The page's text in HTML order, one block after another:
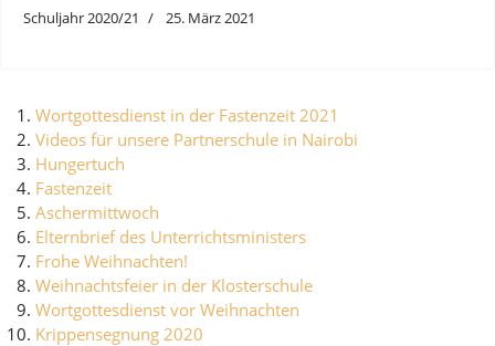
Schuljahr 2020/21 25. März 2021
Wortgottesdienst in der Fastenzeit 2021
Videos für unsere Partnerschule in Nairobi
Hungertuch
Fastenzeit
Aschermittwoch
Elternbrief des Unterrichtsministers
Frohe Weihnachten!
Weihnachtsfeier in der Klosterschule
Wortgottesdienst vor Weihnachten
Krippensegnung 2020